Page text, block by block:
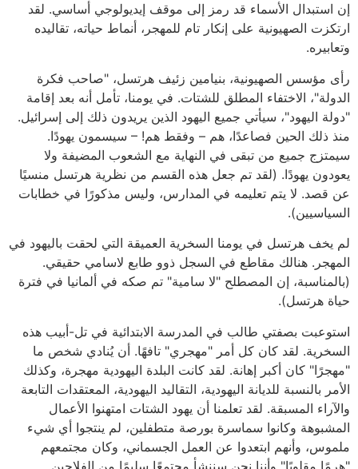
إن استبدال الأسماء قد رمز إلى موقف إيديولوجي أساسي. لقد
ارتكزت الصهيونية على إنكار تام للمهجر، أنماط حياته، تقاليده
وتعابيره.
رأى مؤسس الصهيونية، بنيامين زئيف هرتسل، "صاحب فكرة
الدولة"، الاختفاء المطلق للشتات. في يومنا، تأمل أنه بعد إقامة
"دولة اليهود"، سيأتي جميع اليهود الذين يريدون ذلك إلى إسرائيل.
منذ ذلك الحين فصاعدًا، هم – وفقط هم! – سيسمون يهودًا.
سيمتزج جميع من تبقى في النهاية مع الشعوب المضيفة ولا
يعودون يهودًا. (لقد تم جعل هذه القسم من نظرية هرتسل منسيًا
عن قصد. لا يتم تعليمه في المدارس، وليس مذكورًا في خطابات
السياسيين).
لم يخف هرتسل في يومنا السخرية العميقة التي لحقت باليهود في
المهجر. هنالك مقاطع في السجل ذوو طابع لاسامي حقيقي.
(بالمناسبة، إن المصطلح "لا سامية" تم صكه في ألمانيا في فترة
حياة هرتسل).
استوعبت بصفتي طالب في المدرسة الابتدائية في تل-أبيب هذه
السخرية. لقد كان كل أمر "مهجري" تافهًا. أن يُنادي شخص ما
"مهجرًا" كان أكبر إهانة. لقد كانت البلدة اليهودية مهجرة، وكذلك
الأمر بالنسبة للديانة اليهودية، التقاليد اليهودية، المعتقدات التابعة
والآراء المسبقة. لقد تعلمنا أن يهود الشتات امتهنوا الأعمال
المشبوهة وكانوا سماسرة بورصة متطفلين، لم ينتجوا أي شيء
ملموس، وأنهم ابتعدوا عن العمل الجسماني، وكان مجتمعهم
"هرمًا مقلوبًا" وأننا نحن سننشأ مجتمعًا سليمًا من الفلاحين